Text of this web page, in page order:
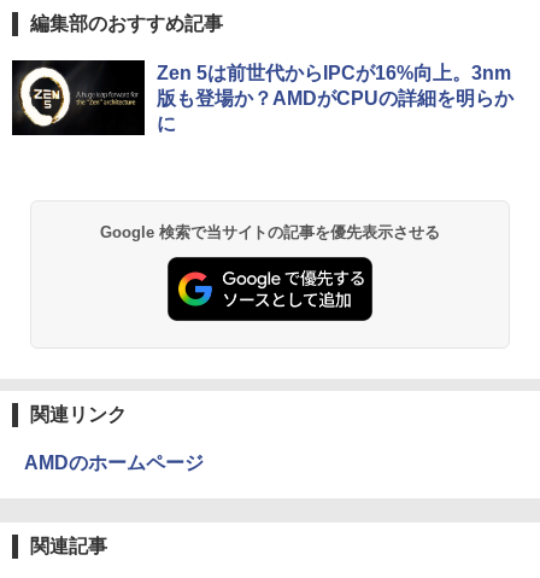
Windows11 | デスクトップ | 一年保証 |
第8世代 | Core i5 8400 2.8(〜最大4.0)G
チ | 無線LAN:なし | Win11Pro64bit
￥12,000
2
HP ProDesk 400 G6 DM 【Core i5 1050
0T/メモリ16GB(DDR4)/SSD256GB(M.2
NVMe)/Win11Pro-64bit】【中古/送料無
料】※沖縄・離島を除く
￥32,980
レッド 2.9GHz ミニパソコン 静音 M.2 2
チワイド 白 ホワイト 1920×1080 （フル
HD）TN 白色LEDバックライト ミニ D-s
対応 スイッチ 【中古】
￥5,200
2
中古モニター | 液晶ディスプレイ | PHILI
PS | 243V5QHABA/11 | 23.6インチワイ
ド 1920×1080(フルHD) | LEDバックライ
ト | スピーカー内蔵 | 3系統入力(VGA・D
VI-D・HDMI) | VGAケーブル・電源ケー
ブル付属【30日保証】
￥5,980
L22-4e 21.5インチ ワイド フルHD 1920
￥21,560
オレンジページ 2026 10/17号増刊＜グレ
Anker Soundcore P40i オフホワイト
￥7,990
￥5,990
BRUCE WAYNE feat. Flo Milli, ATL Jacob
[Explicit]
[Explicit]
￥250
【Amazon.co.jp限定】 い・ろ・は・す 2L P
ET ラベルレス ×8本
富士山の天然水 バナジウム含有 水 ミネラル
ウォーター ペットボトル 静岡県産 500ミリリ
ットル (Smart Basic)
￥1,380
￥1,625
薬屋のひとりごと 17巻 (デジタル版ビッグガ
ンガンコミックス)
エース)
￥832
編集部のおすすめ記事
Zen 5は前世代からIPCが16%向上。3nm
版も登場か？AMDがCPUの詳細を明らか
に
Google 検索で当サイトの記事を優先表示させる
関連リンク
AMDのホームページ
関連記事